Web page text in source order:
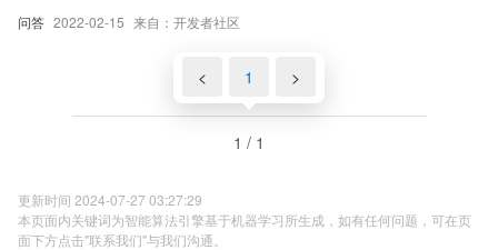
问答 2022-02-15 来自：开发者社区
< 1 >
1 / 1
更新时间 2024-07-27 03:27:29
本页面内关键词为智能算法引擎基于机器学习所生成，如有任何问题，可在页
面下方点击"联系我们"与我们沟通。